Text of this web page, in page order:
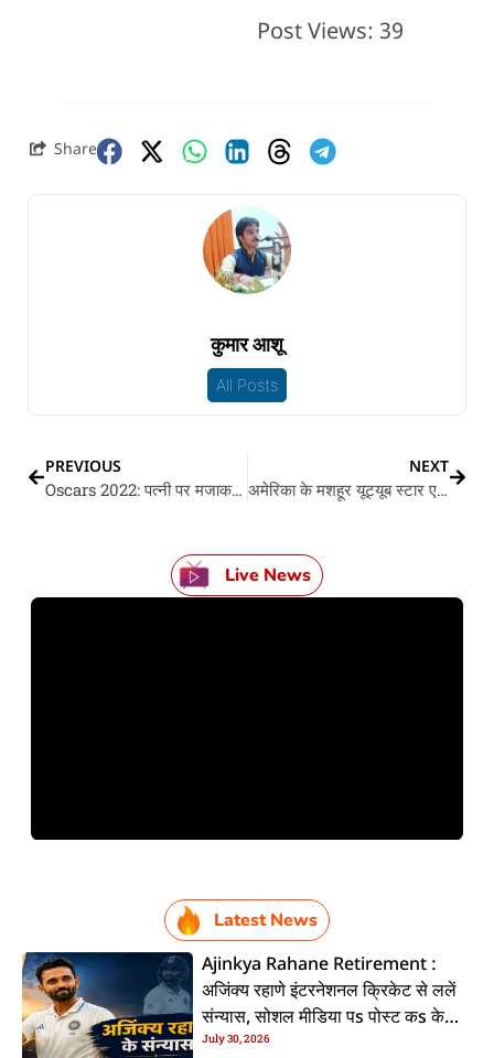
Post Views: 39
Share
कुमार आशू
All Posts
PREVIOUS
Oscars 2022: पत्नी पर मजाक सहन नाइ कs पवने विल स्मिथ
NEXT
अमेरिका के मशहूर यूट्यूब स्टार एम्मा चैम्बरलेन मेट गाला में एगो खास हार पहिन के गइल रहली, उनुकर मनसा वाहवाही लुटे के रहे, बाकिर सोशल मीडिया पs ए हार के लेके हंगामा मच गइल
Live News
Latest News
Ajinkya Rahane Retirement :
अजिंक्य रहाणे इंटरनेशनल क्रिकेट से ललें
संन्यास, सोशल मीडिया पs पोस्ट कs के
कइलें एलान
July 30, 2026